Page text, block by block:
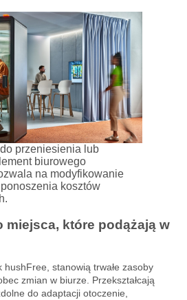
przeniesienia lub
biurowego
na modyfikowanie
kosztów
miejsca, które podążają w
hushFree, stanowią trwałe zasoby
zmian w biurze. Przekształcają
do adaptacji otoczenie,